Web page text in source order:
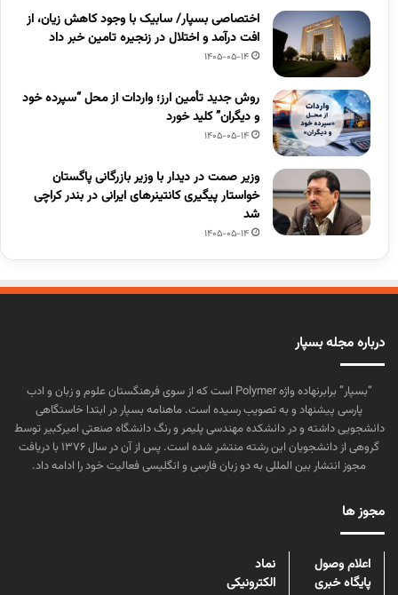
اختصاصی بسپار/ سابیک با وجود کاهش زیان، از
افت درآمد و اختلال در زنجیره تامین خبر داد
1405-05-14
روش جدید تأمین ارز؛ واردات از محل “سپرده خود
و دیگران” کلید خورد
1405-05-14
وزیر صمت در دیدار با وزیر بازرگانی پاگستان
خواستار پیگیری کانتینرهای ایرانی در بندر کراچی
شد
1405-05-14
درباره مجله بسپار
“بسپار” برابرنهاده واژه Polymer است که از سوی فرهنگستان علوم و زبان و ادب
پارسی پیشنهاد و به تصویب رسیده است. ماهنامه بسپار در ابتدا خاستگاهی
دانشجویی داشته و در دانشکده مهندسی پلیمر و رنگ دانشگاه صنعتی امیرکبیر توسط
گروهی از دانشجویان این رشته منتشر شده است. پس از آن در سال ۱۳۷۶ با دریافت
مجوز انتشار بین المللی به دو زبان فارسی و انگلیسی فعالیت خود را ادامه داد.
مجوز ها
اعلام وصول
پایگاه خبری
نماد
الکترونیکی